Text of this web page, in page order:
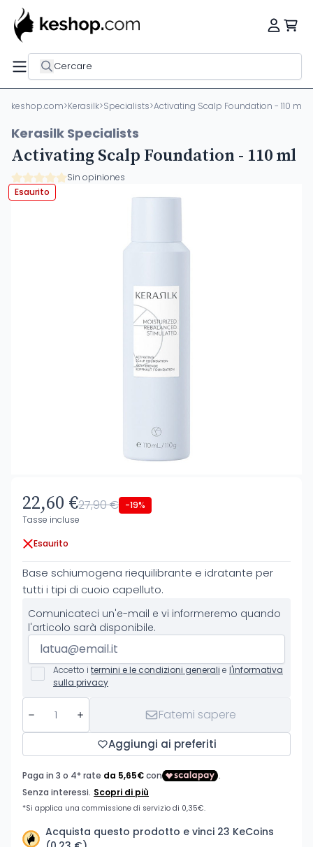
Cercare
keshop.com>Kerasilk>Specialists>Activating Scalp Foundation - 110 ml
Kerasilk Specialists
Activating Scalp Foundation - 110 ml
Sin opiniones
Esaurito
22,60 €27,90 € -19%
Tasse incluse
Esaurito
Base schiumogena riequilibrante e idratante per
tutti i tipi di cuoio capelluto.
Comunicateci un'e-mail e vi informeremo quando
l'articolo sarà disponibile.
Accetto i termini e le condizioni generali e l'informativa
sulla privacy
Fatemi sapere
Aggiungi ai preferiti
Acquista questo prodotto e vinci 23 KeCoins